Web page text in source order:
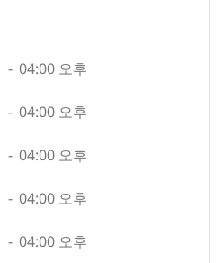
- 04:00 오후
- 04:00 오후
- 04:00 오후
- 04:00 오후
- 04:00 오후